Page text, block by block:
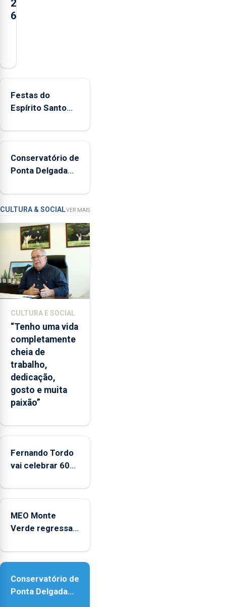
2
6
mais
ocorrências
e
inspeções
relacionadas
a
apanha
ilegal
lapas
2022
e
2026.
ilha
das
Flores
apresenta
um
“decréscimo
significativo”
da
entre
e
2025
Festas do
Espírito Santo
Conservatório de
Ponta Delgada
novos
instrumentos
CULTURA & SOCIALVER MAIS
CULTURA E SOCIAL
“Tenho uma vida
completamente
cheia de
trabalho,
dedicação,
gosto e muita
paixão”
Fernando Tordo
vai celebrar 60
no Coliseu
MEO Monte
Verde regressa
acessibilidade
Conservatório de
Ponta Delgada